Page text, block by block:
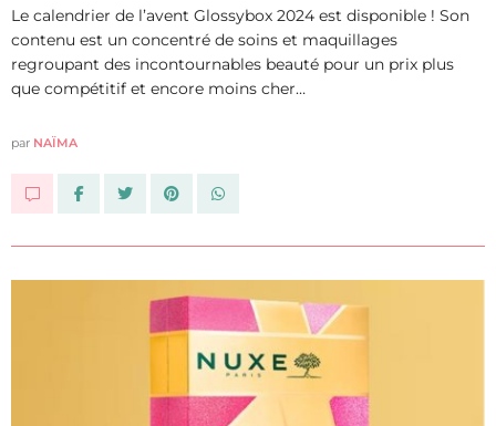
Le calendrier de l’avent Glossybox 2024 est disponible ! Son
contenu est un concentré de soins et maquillages
regroupant des incontournables beauté pour un prix plus
que compétitif et encore moins cher…
par NAÏMA